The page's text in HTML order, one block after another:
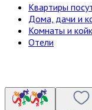
Квартиры
Дома, дачи и
Комнаты и
Отели